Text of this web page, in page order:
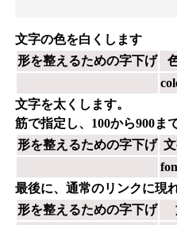
文字の色を白くします
形を整えるための字下げ
文字を太くします。
筋で指定し、100から900ま
形を整えるための字下げ
最後に、通常のリンクに現
形を整えるための字下げ